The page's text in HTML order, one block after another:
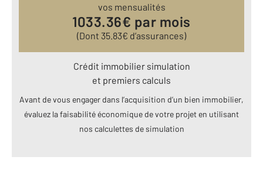
vos mensualités
1033.36€ par mois
(Dont 35.83€ d’assurances)
Crédit immobilier simulation
et premiers calculs
Avant de vous engager dans l’acquisition d’un bien immobilier,
évaluez la faisabilité économique de votre projet en utilisant
nos calculettes de simulation